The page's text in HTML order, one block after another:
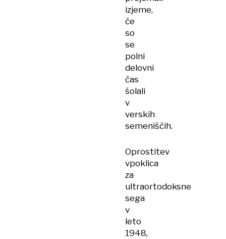
izjeme,
če
so
se
polni
delovni
čas
šolali
v
verskih
semeniščih.
Oprostitev
vpoklica
za
ultraortodoksne
sega
v
leto
1948,